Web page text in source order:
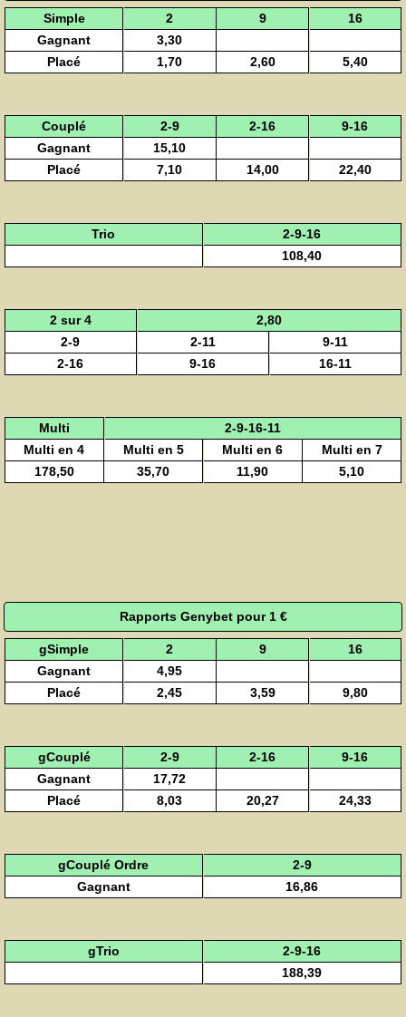
Simple 2 9
16
Gagnant
3,30
Placé
1,70 2,60 5,40
Couplé 2-9 2-16
9-16
Gagnant
15,10
Placé
7,10 14,00 22,40
Trio
2-9-16
108,40
2 sur 4
2,80
2-9
2-11
9-11
2-16
9-16 16-11
Multi
2-9-16-11
Multi en 4
Multi en 5 Multi en 6
Multi en 7
178,50
35,70 11,90 5,10
Rapports Genybet pour 1 €
gSimple 2 9
16
Gagnant
4,95
Placé
2,45 3,59 9,80
gCouplé 2-9 2-16
9-16
Gagnant
17,72
Placé
8,03 20,27 24,33
gCouplé Ordre
2-9
Gagnant
16,86
gTrio
2-9-16
188,39